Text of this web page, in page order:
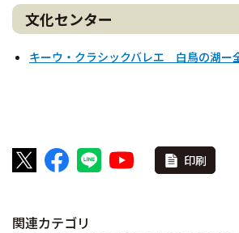
文化センター
キーウ・クラシックバレエ 白鳥の湖ー
印刷
関連カテゴリ